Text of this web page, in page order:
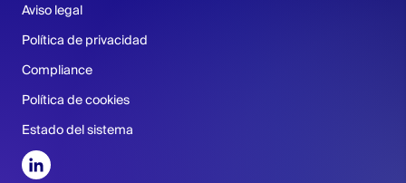
Aviso legal
Política de privacidad
Compliance
Política de cookies
Estado del sistema